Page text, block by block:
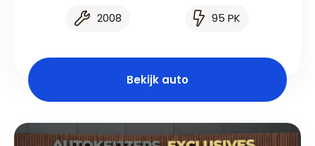
2008 95 PK
Bekijk auto